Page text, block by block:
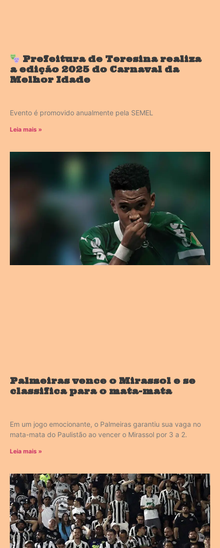
Prefeitura de Teresina realiza
a edição 2025 do Carnaval da
Melhor Idade
Evento é promovido anualmente pela SEMEL
Leia mais »
Palmeiras vence o Mirassol e se
classifica para o mata-mata
Em um jogo emocionante, o Palmeiras garantiu sua vaga no
mata-mata do Paulistão ao vencer o Mirassol por 3 a 2.
Leia mais »